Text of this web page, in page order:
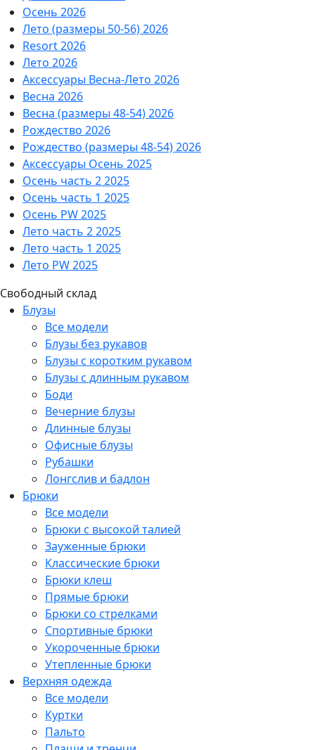
Осень 2026
Лето (размеры 50-56) 2026
Resort 2026
Лето 2026
Аксессуары Весна-Лето 2026
Весна 2026
Весна (размеры 48-54) 2026
Рождество 2026
Рождество (размеры 48-54) 2026
Аксессуары Осень 2025
Осень часть 2 2025
Осень часть 1 2025
Осень PW 2025
Лето часть 2 2025
Лето часть 1 2025
Лето PW 2025
Свободный склад
Блузы
Все модели
Блузы без рукавов
Блузы с коротким рукавом
Блузы с длинным рукавом
Боди
Вечерние блузы
Длинные блузы
Офисные блузы
Рубашки
Лонгслив и бадлон
Брюки
Все модели
Брюки с высокой талией
Зауженные брюки
Классические брюки
Брюки клеш
Прямые брюки
Брюки со стрелками
Спортивные брюки
Укороченные брюки
Утепленные брюки
Верхняя одежда
Все модели
Куртки
Пальто